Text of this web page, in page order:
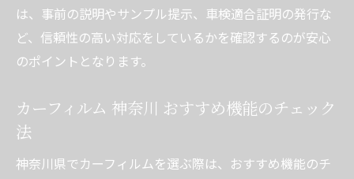
は、事前の説明やサンプル提示、車検適合証明の発行な
ど、信頼性の高い対応をしているかを確認するのが安心
のポイントとなります。
カーフィルム 神奈川 おすすめ機能のチェック
法
神奈川県でカーフィルムを選ぶ際は、おすすめ機能のチ